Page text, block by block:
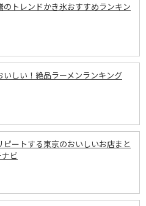
のトレンドかき氷おすすめランキン
いしい！絶品ラーメンランキング
ピートする東京のおいしいお店まと
ビ